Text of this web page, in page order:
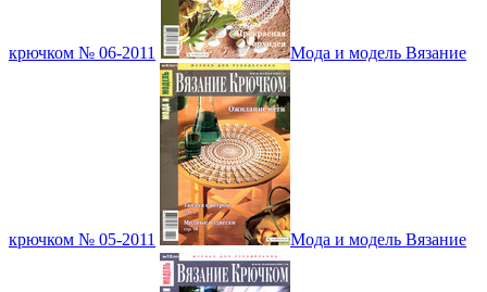
крючком № 06-2011 Мода и модель Вязание
крючком № 05-2011 Мода и модель Вязание